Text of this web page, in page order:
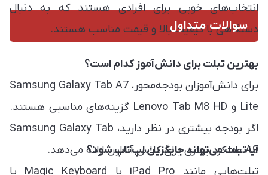
انتخاب‌های خوبی برای افرادی هستند که به دنبال
دستگاهی با کیفیت بالا و قیمت مناسب هستند.
سوالات متداول
بهترین تبلت برای دانش‌آموز کدام است؟
برای دانش‌آموزان بودجه‌محور، Samsung Galaxy Tab A7
Lite و Lenovo Tab M8 HD گزینه‌های مناسبی هستند.
اگر بودجه بیشتری در نظر دارید، Samsung Galaxy Tab
A9 عملکرد بهتری برای کلاس آنلاین ارائه می‌دهد.
آیا تبلت می‌تواند جایگزین لپ‌تاپ شود؟
تبلت‌هایی مانند iPad Pro با Magic Keyboard یا